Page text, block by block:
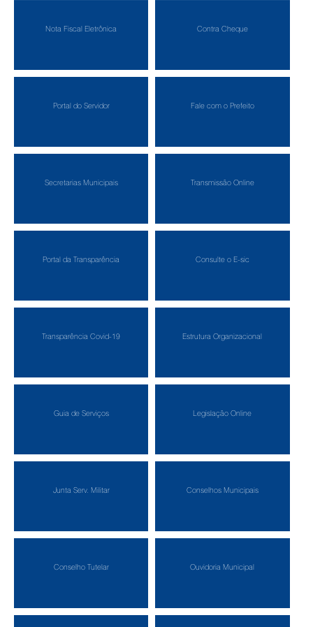
Nota Fiscal Eletrônica Contra Cheque
Portal do Servidor Fale com o Prefeito
Secretarias Municipais Transmissão Online
Portal da Transparência Consulte o E-sic
Transparência Covid-19 Estrutura Organizacional
Guia de Serviços Legislação Online
Junta Serv. Militar Conselhos Municipais
Conselho Tutelar Ouvidoria Municipal